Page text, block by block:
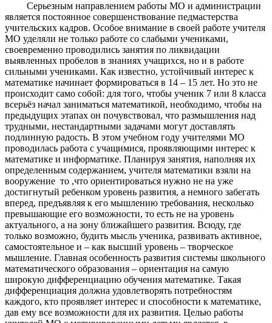
Серьезным направлением работы МО и администрации
является постоянное совершенствование педмастерства
учительских кадров. Особое внимание в своей работе учителя
МО уделяли не только работе со слабыми учениками,
своевременно проводились занятия по ликвидации
выявленных пробелов в знаниях учащихся, но и в работе
сильными учениками. Как известно, устойчивый интерес к
математике начинает формироваться в 14 – 15 лет. Но это не
происходит само собой: для того, чтобы ученик 7 или 8 класса
всерьёз начал заниматься математикой, необходимо, чтобы на
предыдущих этапах он почувствовал, что размышления над
трудными, нестандартными задачами могут доставлять
подлинную радость. В этом учебном году учителями МО
проводилась работа с учащимися, проявляющими интерес к
математике и информатике. Планируя занятия, наполняя их
определенным содержанием, учителя математики взяли на
вооружение то ,что ориентироваться нужно не на уже
достигнутый ребенком уровень развития, а немного забегать
вперед, предъявляя к его мышлению требования, несколько
превышающие его возможности, то есть не на уровень
актуального, а на зону ближайшего развития. Всюду, где
только возможно, будить мысль ученика, развивать активное,
самостоятельное и – как высший уровень – творческое
мышление. Главная особенность развития системы школьного
математического образования – ориентация на самую
широкую дифференциацию обучения математике. Такая
дифференциация должна удовлетворять потребностям
каждого, кто проявляет интерес и способности к математике,
дав ему все возможности для их развития. Целью работы